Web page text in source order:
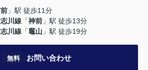
」駅 徒歩11分
川線 「神前 」駅 徒歩13分
川線 「竈山 」駅 徒歩19分
無料 お問い合わせ